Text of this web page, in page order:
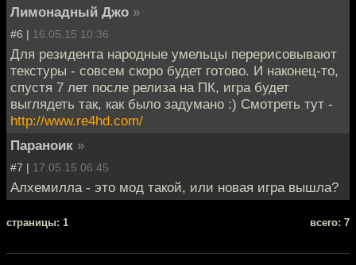
Лимонадный Джо »
#6 | 16.05.15 10:36
Для резидента народные умельцы перерисовывают
текстуры - совсем скоро будет готово. И наконец-то,
спустя 7 лет после релиза на ПК, игра будет
выглядеть так, как было задумано :) Смотреть тут -
http://www.re4hd.com/
Параноик »
#7 | 17.05.15 06:45
Алхемилла - это мод такой, или новая игра вышла?
cтраницы: 1 всего: 7